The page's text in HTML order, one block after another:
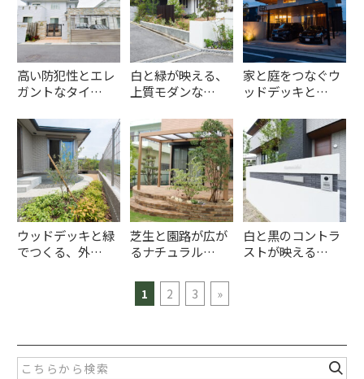
高い防犯性とエレ
ガントなタイ…
白と緑が映える、
上質モダンな…
家と庭をつなぐウ
ッドデッキと…
ウッドデッキと緑
でつくる、外…
芝生と園路が広が
るナチュラル…
白と黒のコントラ
ストが映える…
1 2 3 »